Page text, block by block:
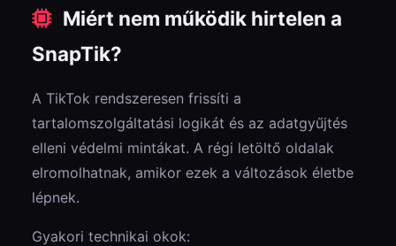
Miért nem működik hirtelen a
SnapTik?
A TikTok rendszeresen frissíti a
tartalomszolgáltatási logikát és az adatgyűjtés
elleni védelmi mintákat. A régi letöltő oldalak
elromolhatnak, amikor ezek a változások életbe
lépnek.
Gyakori technikai okok: